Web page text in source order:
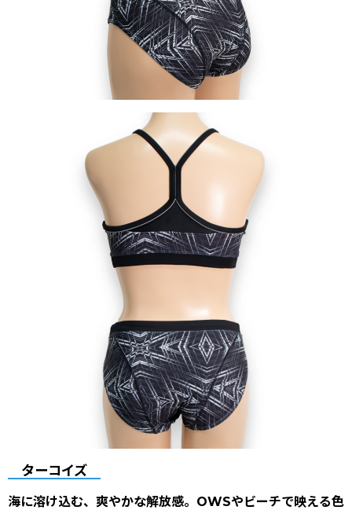
ターコイズ
海に溶け込む、爽やかな解放感。OWSやビーチで映える色